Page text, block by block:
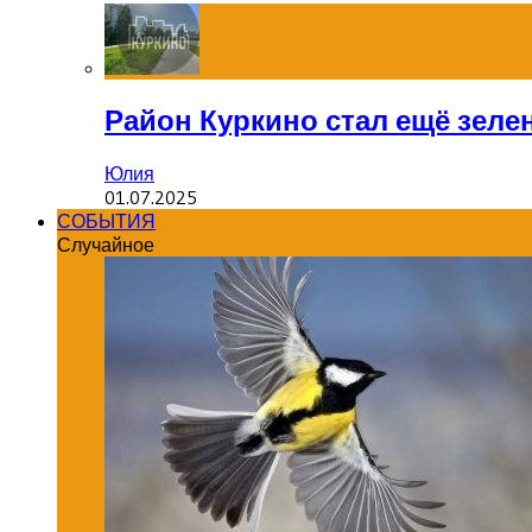
Район Куркино стал ещё
Юлия
01.07.2025
СОБЫТИЯ
Случайное